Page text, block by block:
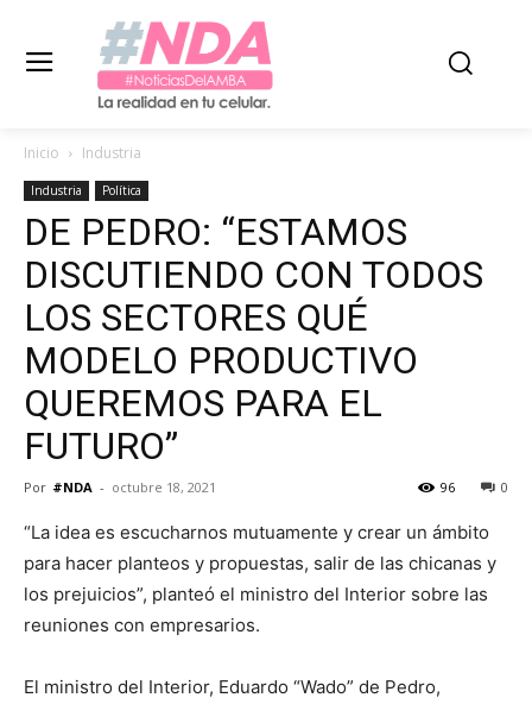
Inicio Industria
Industria Política
DE PEDRO: “ESTAMOS
DISCUTIENDO CON TODOS
LOS SECTORES QUÉ
MODELO PRODUCTIVO
QUEREMOS PARA EL
FUTURO”
Por #NDA - octubre 18, 2021 0
96
“La idea es escucharnos mutuamente y crear un ámbito
para hacer planteos y propuestas, salir de las chicanas y
los prejuicios”, planteó el ministro del Interior sobre las
reuniones con empresarios.
El ministro del Interior, Eduardo “Wado” de Pedro,